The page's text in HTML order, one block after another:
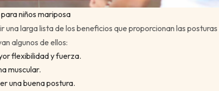
niños mariposa
una larga lista de los beneficios que proporcionan las posturas
algunos de ellos:
flexibilidad y fuerza.
muscular.
una buena postura.